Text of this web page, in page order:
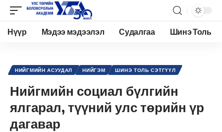
Нүүр Мэдээ мэдээлэл Судалгаа Шинэ Толь
НИЙГМИЙН АСУУДАЛ НИЙГЭМ ШИНЭ ТОЛЬ СЭТГҮҮЛ
Нийгмийн социал бүлгийн
ялгарал, түүний улс төрийн үр
дагавар